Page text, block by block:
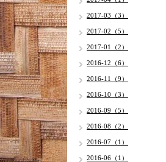
2017-03（3）
2017-02（5）
2017-01（2）
2016-12（6）
2016-11（9）
2016-10（3）
2016-09（5）
2016-08（2）
2016-07（1）
2016-06（1）